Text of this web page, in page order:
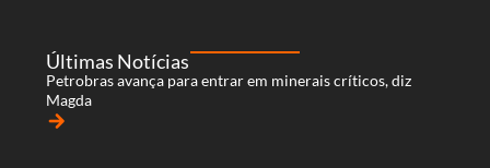
Últimas Notícias
Petrobras avança para entrar em minerais críticos, diz
Magda
arrow_forward